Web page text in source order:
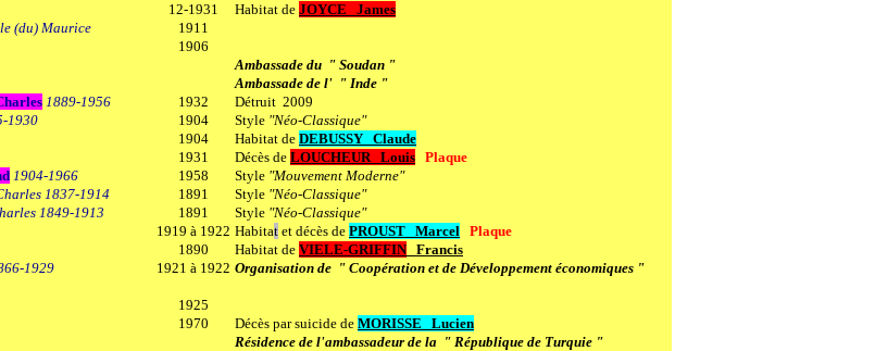
12-1931 Habitat de JOYCE
James
(du) Maurice
1911
1906
Ambassade du " Soudan "
Ambassade de l' " Inde "
1889-1956 1932
Détruit 2009
1930 1904 Style "Néo-Classique"
1904 Habitat de DEBUSSY Claude
1931 Décès de LOUCHEUR Louis Plaque
1904-1966 1958 Style "Mouvement Moderne"
1837-1914 1891 Style "Néo-Classique"
1849-1913 1891 Style "Néo-Classique"
1919 à 1922 Habitat et décès de PROUST Marcel Plaque
1890 Habitat de VIELE-GRIFFIN Francis
1929 1921 à 1922 Organisation de " Coopération et de Développement économiques "
1925
1970 Décès par suicide de MORISSE
Lucien
Résidence de l'ambassadeur de la " République de Turquie "